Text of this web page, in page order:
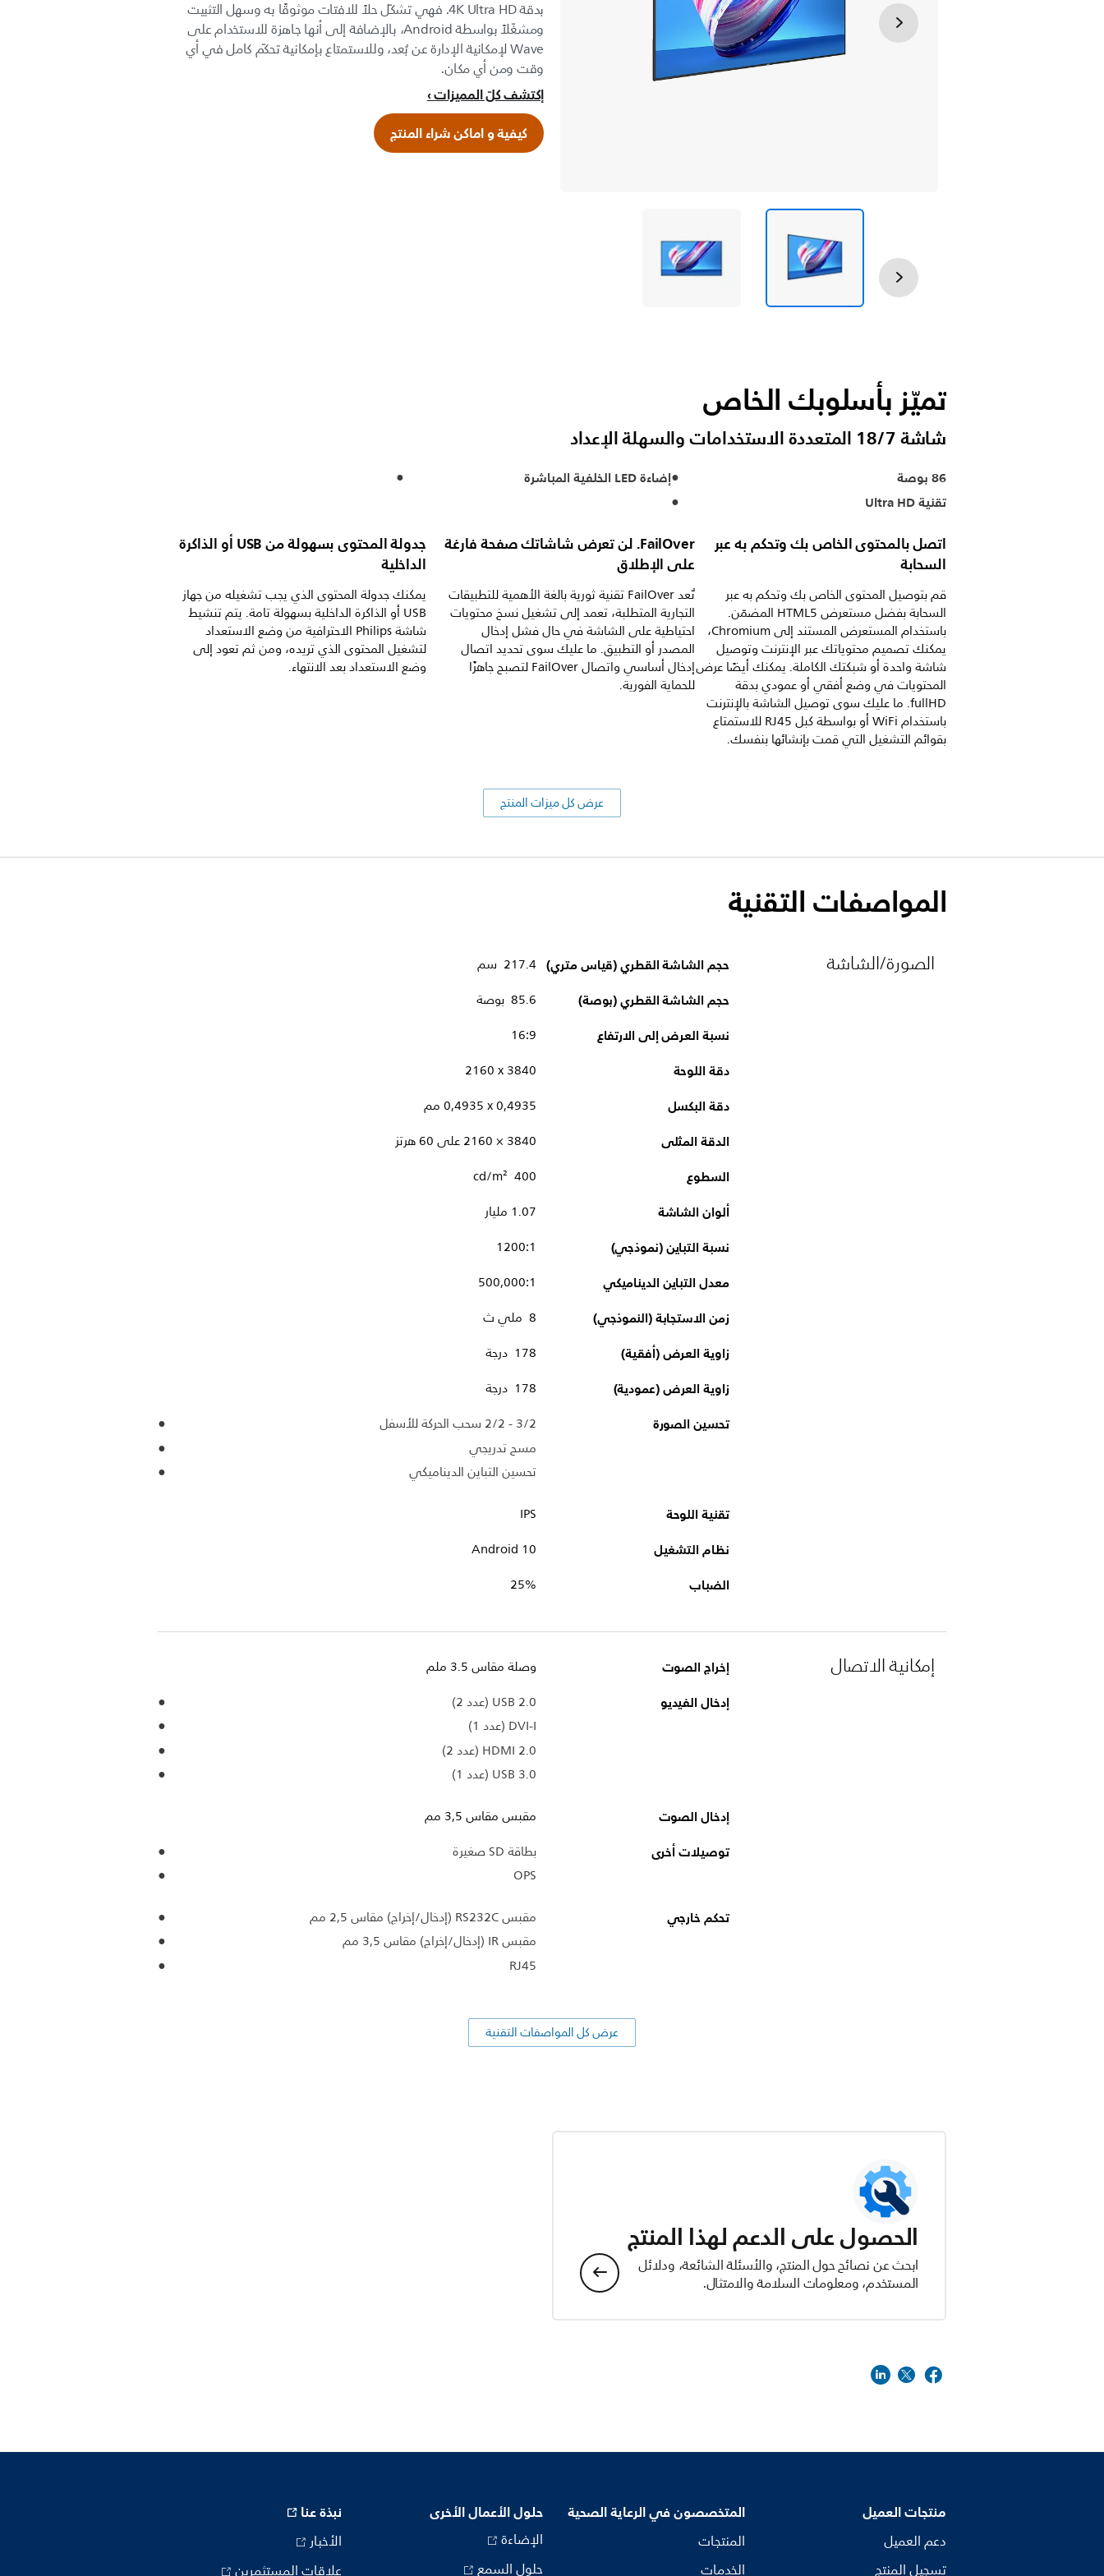
بدقة 4K Ultra HD. فهي تشكّل حلاً للافتات موثوقًا به وسهل التثبيت
ومشغّلاً بواسطة Android، بالإضافة إلى أنها جاهزة للاستخدام على
Wave لإمكانية الإدارة عن بُعد، وللاستمتاع بإمكانية تحكّم كامل في أي
وقت ومن أي مكان.
إكتشف كلّ المميزات
كيفية و اماكن شراء المنتج
تميّز بأسلوبك الخاص
شاشة 18/7 المتعددة الاستخدامات والسهلة الإعداد
86 بوصة
إضاءة LED الخلفية المباشرة
تقنية Ultra HD
اتصل بالمحتوى الخاص بك وتحكم به عبر
السحابة
قم بتوصيل المحتوى الخاص بك وتحكم به عبر
السحابة بفضل مستعرض HTML5 المضمّن.
باستخدام المستعرض المستند إلى Chromium،
يمكنك تصميم محتوياتك عبر الإنترنت وتوصيل
شاشة واحدة أو شبكتك الكاملة. يمكنك أيضًا عرض
المحتويات في وضع أفقي أو عمودي بدقة
fullHD. ما عليك سوى توصيل الشاشة بالإنترنت
باستخدام WiFi أو بواسطة كبل RJ45 للاستمتاع
بقوائم التشغيل التي قمت بإنشائها بنفسك.
FailOver. لن تعرض شاشاتك صفحة فارغة
على الإطلاق
تُعد FailOver تقنية ثورية بالغة الأهمية للتطبيقات
التجارية المتطلبة، تعمد إلى تشغيل نسخ محتويات
احتياطية على الشاشة في حال فشل إدخال
المصدر أو التطبيق. ما عليك سوى تحديد اتصال
إدخال أساسي واتصال FailOver لتصبح جاهزًا
للحماية الفورية.
جدولة المحتوى بسهولة من USB أو الذاكرة
الداخلية
يمكنك جدولة المحتوى الذي يجب تشغيله من جهاز
USB أو الذاكرة الداخلية بسهولة تامة. يتم تنشيط
شاشة Philips الاحترافية من وضع الاستعداد
لتشغيل المحتوى الذي تريده، ومن ثم تعود إلى
وضع الاستعداد بعد الانتهاء.
عرض كل ميزات المنتج
المواصفات التقنية
الصورة/الشاشة حجم الشاشة القطري (قياس متري) 217.4 سم
حجم الشاشة القطري (بوصة) 85.6 بوصة
نسبة العرض إلى الارتفاع 16:9
دقة اللوحة 3840 x‏ 2160
دقة البكسل 0,4935 x‏ 0,4935 مم
الدقة المثلى 3840‏ × 2160 على 60 هرتز
السطوع 400 cd/m²
ألوان الشاشة 1.07 مليار
نسبة التباين (نموذجي) 1200:1
معدل التباين الديناميكي 500,000:1
زمن الاستجابة (النموذجي) 8 ملي ث
زاوية العرض (أفقية) 178 درجة
زاوية العرض (عمودية) 178 درجة
تحسين الصورة
3/2 - 2/2 سحب الحركة للأسفل
مسح تدريجي
تحسين التباين الديناميكي
تقنية اللوحة IPS
نظام التشغيل Android 10
الضباب 25%
إمكانية الاتصال إخراج الصوت وصلة مقاس 3.5 ملم
إدخال الفيديو
USB 2.0 ‏(عدد 2)
DVI-I (عدد 1)
HDMI 2.0 ‏(عدد 2)
USB 3.0 ‏(عدد 1)
إدخال الصوت مقبس مقاس 3,5 مم
توصيلات أخرى
بطاقة SD صغيرة
OPS
تحكم خارجي
مقبس RS232C (إدخال/إخراج) مقاس 2,5 مم
مقبس IR (إدخال/إخراج) مقاس 3,5 مم
RJ45
عرض كل المواصفات التقنية
الحصول على الدعم لهذا المنتج
ابحث عن نصائح حول المنتج، والأسئلة الشائعة، ودلائل
المستخدم، ومعلومات السلامة والامتثال.
منتجات العميل
دعم العميل
تسجيل المنتج
المتخصصون في الرعاية الصحية
المنتجات
الخدمات
حلول الأعمال الأخرى
الإضاءة
حلول السمع
نبذة عنا
الأخبار
علاقات المستثمرين